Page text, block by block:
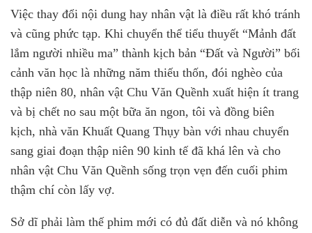
Việc thay đổi nội dung hay nhân vật là điều rất khó tránh
và cũng phức tạp. Khi chuyển thể tiểu thuyết “Mảnh đất
lắm người nhiều ma” thành kịch bản “Đất và Người” bối
cảnh văn học là những năm thiếu thốn, đói nghèo của
thập niên 80, nhân vật Chu Văn Quềnh xuất hiện ít trang
và bị chết no sau một bữa ăn ngon, tôi và đồng biên
kịch, nhà văn Khuất Quang Thụy bàn với nhau chuyển
sang giai đoạn thập niên 90 kinh tế đã khá lên và cho
nhân vật Chu Văn Quềnh sống trọn vẹn đến cuối phim
thậm chí còn lấy vợ.
Sở dĩ phải làm thế phim mới có đủ đất diễn và nó không